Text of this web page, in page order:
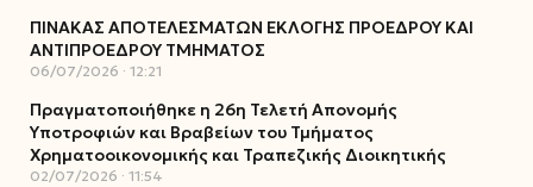
ΠΙΝΑΚΑΣ ΑΠΟΤΕΛΕΣΜΑΤΩΝ ΕΚΛΟΓΗΣ ΠΡΟΕΔΡΟΥ ΚΑΙ
ΑΝΤΙΠΡΟΕΔΡΟΥ ΤΜΗΜΑΤΟΣ
06/07/2026 12:21
Πραγματοποιήθηκε η 26η Τελετή Απονομής
Υποτροφιών και Βραβείων του Τμήματος
Χρηματοοικονομικής και Τραπεζικής Διοικητικής
02/07/2026 11:54